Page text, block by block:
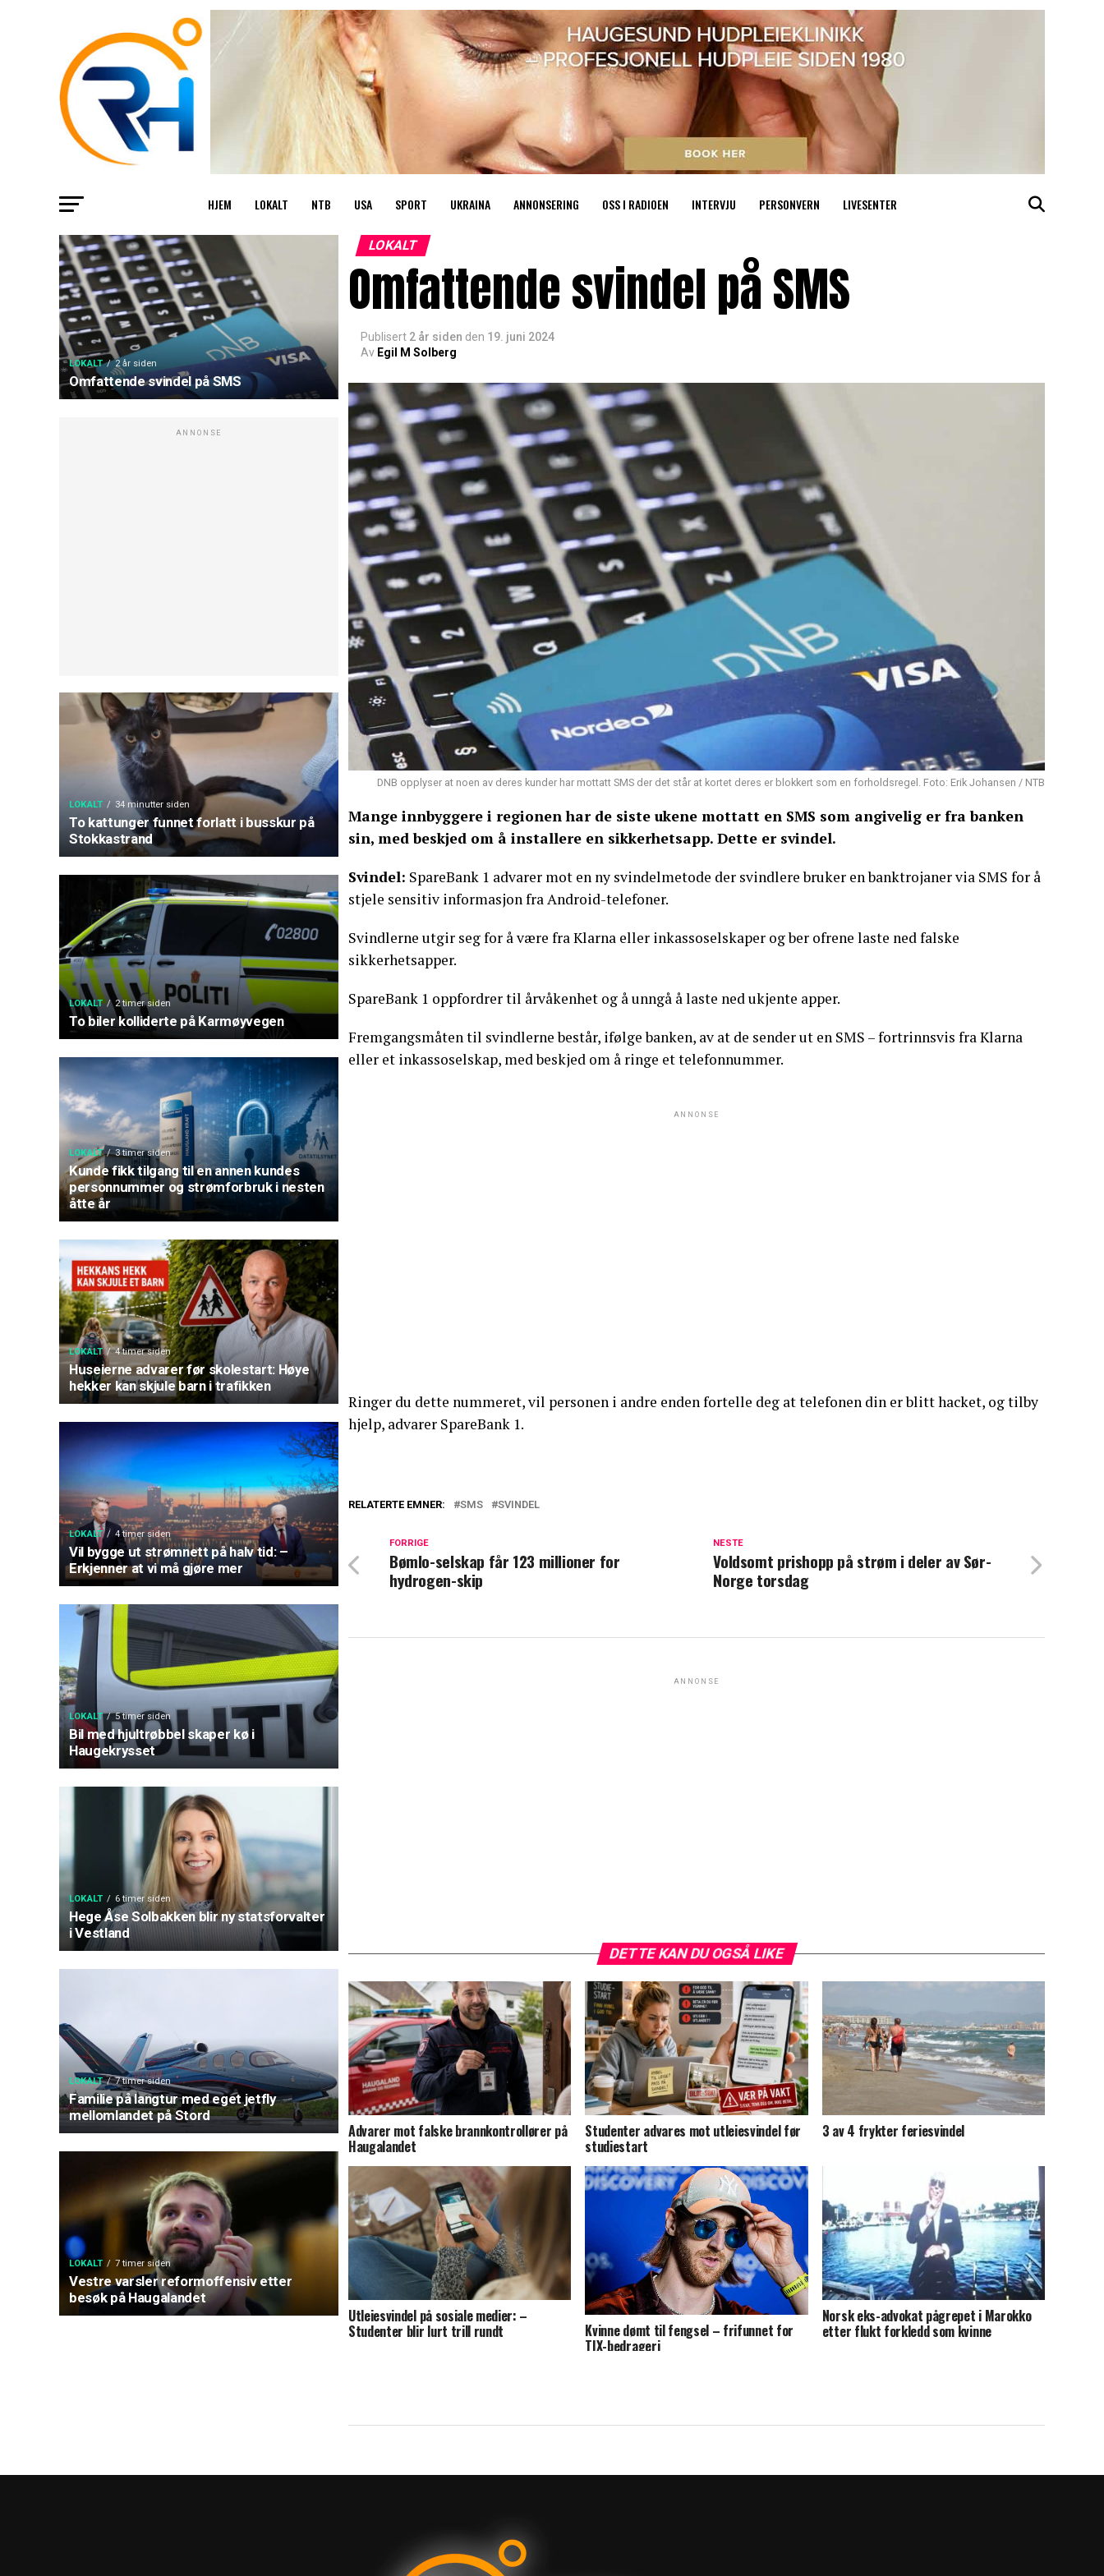
HJEM LOKALT NTB USA SPORT UKRAINA ANNONSERING OSS I RADIOEN INTERVJU PERSONVERN LIVESENTER
LOKALT 2 år siden
Omfattende svindel på SMS
ANNONSE
LOKALT 34 minutter siden
To kattunger funnet forlatt i busskur på
Stokkastrand
LOKALT 2 timer siden
To biler kolliderte på Karmøyvegen
LOKALT 3 timer siden
Kunde fikk tilgang til en annen kundes
personnummer og strømforbruk i nesten
åtte år
LOKALT 4 timer siden
Huseierne advarer før skolestart: Høye
hekker kan skjule barn i trafikken
LOKALT 4 timer siden
Vil bygge ut strømnett på halv tid: –
Erkjenner at vi må gjøre mer
LOKALT 5 timer siden
Bil med hjultrøbbel skaper kø i
Haugekrysset
LOKALT 6 timer siden
Hege Åse Solbakken blir ny statsforvalter
i Vestland
LOKALT 7 timer siden
Familie på langtur med eget jetfly
mellomlandet på Stord
LOKALT 7 timer siden
Vestre varsler reformoffensiv etter
besøk på Haugalandet
LOKALT
Omfattende svindel på SMS
Publisert 2 år siden den 19. juni 2024
Av Egil M Solberg
DNB opplyser at noen av deres kunder har mottatt SMS der det står at kortet deres er blokkert som en forholdsregel. Foto: Erik Johansen / NTB
Mange innbyggere i regionen har de siste ukene mottatt en SMS som angivelig er fra banken
sin, med beskjed om å installere en sikkerhetsapp. Dette er svindel.
Svindel: SpareBank 1 advarer mot en ny svindelmetode der svindlere bruker en banktrojaner via SMS for å
stjele sensitiv informasjon fra Android-telefoner.
Svindlerne utgir seg for å være fra Klarna eller inkassoselskaper og ber ofrene laste ned falske
sikkerhetsapper.
SpareBank 1 oppfordrer til årvåkenhet og å unngå å laste ned ukjente apper.
Fremgangsmåten til svindlerne består, ifølge banken, av at de sender ut en SMS – fortrinnsvis fra Klarna
eller et inkassoselskap, med beskjed om å ringe et telefonnummer.
ANNONSE
Ringer du dette nummeret, vil personen i andre enden fortelle deg at telefonen din er blitt hacket, og tilby
hjelp, advarer SpareBank 1.
RELATERTE EMNER: SMS SVINDEL
NESTE
Voldsomt prishopp på strøm i deler av Sør-
Norge torsdag
FORRIGE
Bømlo-selskap får 123 millioner for
hydrogen-skip
ANNONSE
DETTE KAN DU OGSÅ LIKE
Advarer mot falske brannkontrollører på
Haugalandet
Studenter advares mot utleiesvindel før
studiestart
3 av 4 frykter feriesvindel
Utleiesvindel på sosiale medier: –
Studenter blir lurt trill rundt Kvinne dømt til fengsel – frifunnet for
TIX-bedrageri
Norsk eks-advokat pågrepet i Marokko
etter flukt forkledd som kvinne